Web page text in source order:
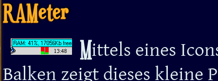
RAMeter
Mittels eines
Balken zeigt dieses kleine